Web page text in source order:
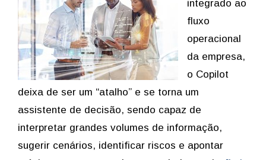
integrado ao
fluxo
operacional
da empresa,
o Copilot
deixa de ser um “atalho” e se torna um
assistente de decisão, sendo capaz de
interpretar grandes volumes de informação,
sugerir cenários, identificar riscos e apontar